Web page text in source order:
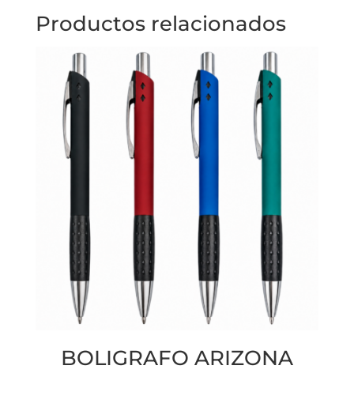
Productos relacionados
BOLIGRAFO ARIZONA